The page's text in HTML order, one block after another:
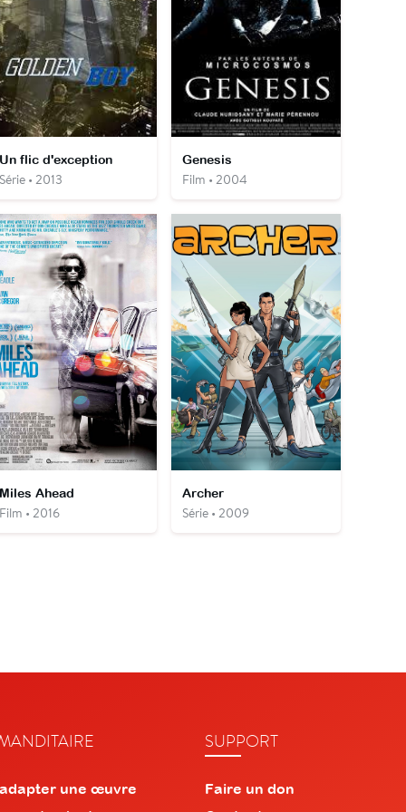
flic d'exception
• 2013
Genesis
Film • 2004
Ahead
• 2016
Archer
Série • 2009
une œuvre
SUPPORT
Faire un don